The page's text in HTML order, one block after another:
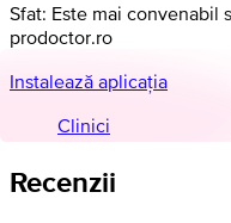
Sfat: Este mai convenabil
prodoctor.ro
Instalează aplicația
Clinici
Recenzii